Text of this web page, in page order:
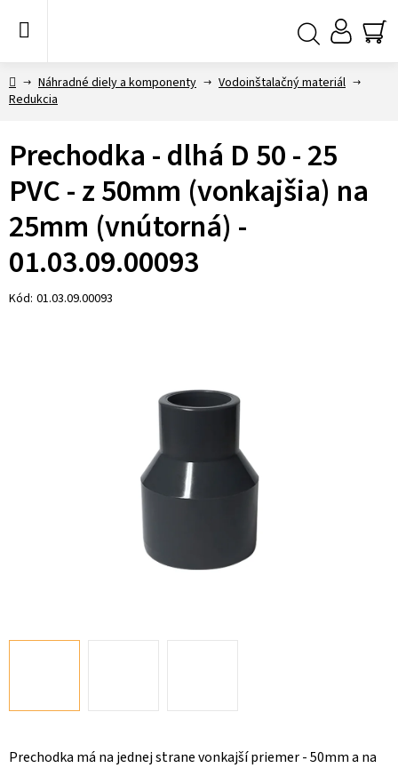
DomovNáhradné diely a komponenty
Vodoinštalačný materiál
Redukcia
Prechodka má na jednej strane vonkajší priemer - 50mm a na
Prechodka - dlhá D 50 - 25
PVC - z 50mm (vonkajšia) na
25mm (vnútorná) -
01.03.09.00093
Kód: 01.03.09.00093